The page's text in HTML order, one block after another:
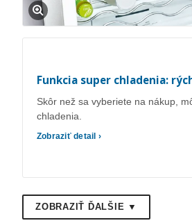
Funkcia super chladenia:
Skôr než sa vyberiete na nákup,
chladenia.
Zobraziť detail ›
ZOBRAZIŤ ĎALŠIE ▼